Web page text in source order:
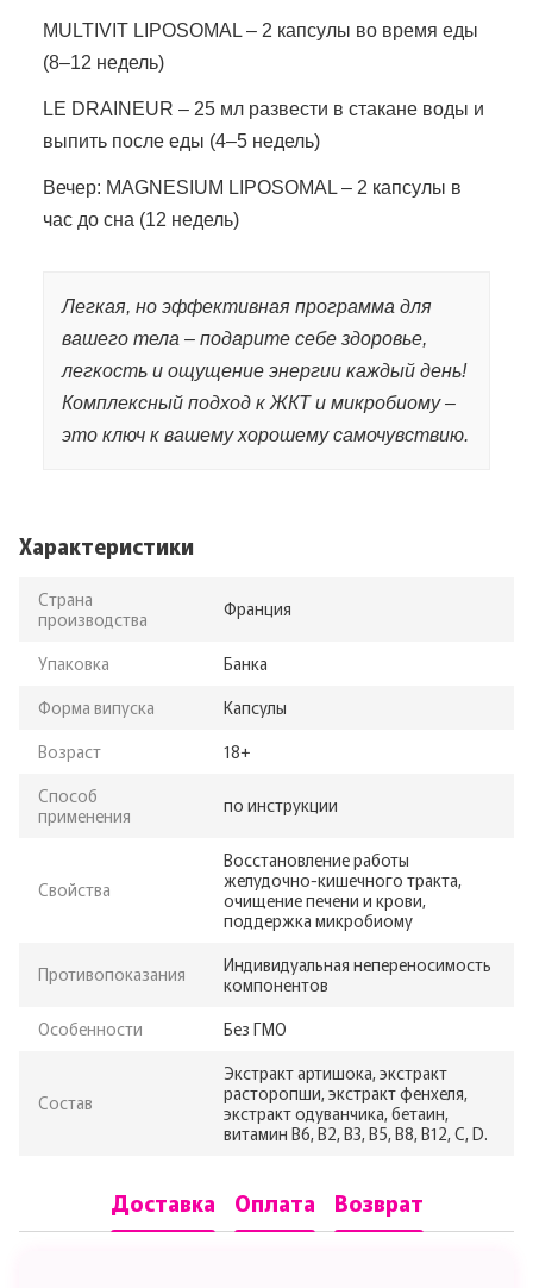
MULTIVIT LIPOSOMAL – 2 капсулы во время еды
(8–12 недель)
LE DRAINEUR – 25 мл развести в стакане воды и
выпить после еды (4–5 недель)
Вечер: MAGNESIUM LIPOSOMAL – 2 капсулы в
час до сна (12 недель)
Легкая, но эффективная программа для
вашего тела – подарите себе здоровье,
легкость и ощущение энергии каждый день!
Комплексный подход к ЖКТ и микробиому –
это ключ к вашему хорошему самочувствию.
Характеристики
Страна
производства
Франция
Упаковка
Банка
Форма випуска
Капсулы
Возраст
18+
Способ
применения
по инструкции
Свойства
Восстановление работы
желудочно-кишечного тракта,
очищение печени и крови,
поддержка микробиому
Противопоказания
Индивидуальная непереносимость
компонентов
Особенности
Без ГМО
Состав
Экстракт артишока, экстракт
расторопши, экстракт фенхеля,
экстракт одуванчика, бетаин,
витамин В6, В2, В3, В5, В8, В12, С, D.
Доставка Оплата Возврат